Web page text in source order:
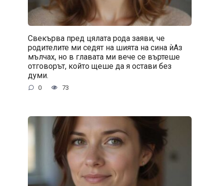
Свекърва пред цялата рода заяви, че
родителите ми седят на шията на сина ѝАз
мълчах, но в главата ми вече се въртеше
отговорът, който щеше да я остави без
думи.
0 73